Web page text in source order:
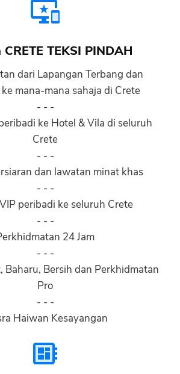
CRETE TEKSI PINDAH
dari Lapangan Terbang dan
mana-mana sahaja di Crete
- - -
ke Hotel & Vila di seluruh
Crete
- - -
dan lawatan minat khas
- - -
peribadi ke seluruh Crete
- - -
24 Jam
- - -
Baharu, Bersih dan Perkhidmatan
Pro
- - -
Haiwan Kesayangan